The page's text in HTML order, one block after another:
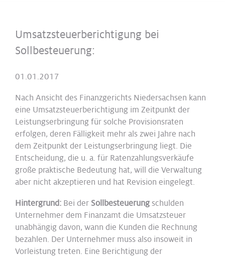
Umsatzsteuerberichtigung bei
Sollbesteuerung:
01.01.2017
Nach Ansicht des Finanzgerichts Niedersachsen kann
eine Umsatzsteuerberichtigung im Zeitpunkt der
Leistungserbringung für solche Provisionsraten
erfolgen, deren Fälligkeit mehr als zwei Jahre nach
dem Zeitpunkt der Leistungserbringung liegt. Die
Entscheidung, die u. a. für Ratenzahlungsverkäufe
große praktische Bedeutung hat, will die Verwaltung
aber nicht akzeptieren und hat Revision eingelegt.
Hintergrund: Bei der Sollbesteuerung schulden
Unternehmer dem Finanzamt die Umsatzsteuer
unabhängig davon, wann die Kunden die Rechnung
bezahlen. Der Unternehmer muss also insoweit in
Vorleistung treten. Eine Berichtigung der